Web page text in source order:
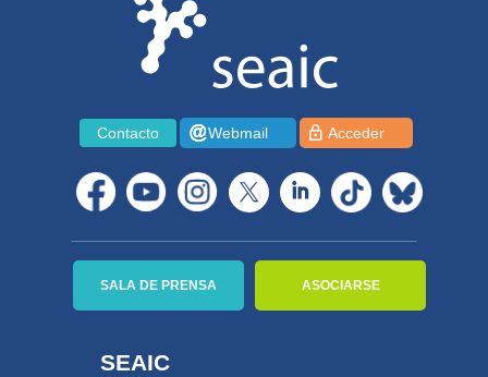
Contacto Webmail Acceder
SEAIC
SALA DE PRENSA ASOCIARSE